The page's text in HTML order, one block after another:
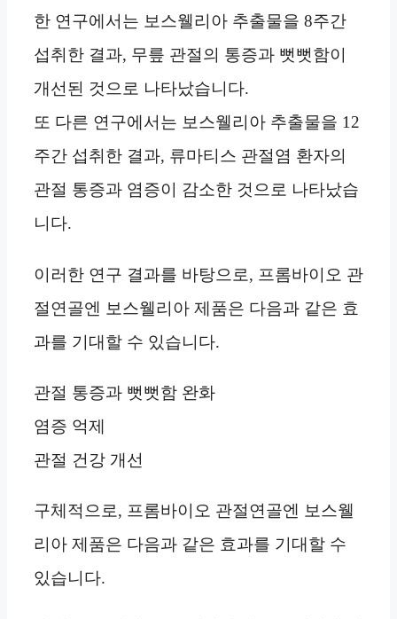
한 연구에서는 보스웰리아 추출물을 8주간
섭취한 결과, 무릎 관절의 통증과 뻣뻣함이
개선된 것으로 나타났습니다.
또 다른 연구에서는 보스웰리아 추출물을 12
주간 섭취한 결과, 류마티스 관절염 환자의
관절 통증과 염증이 감소한 것으로 나타났습
니다.
이러한 연구 결과를 바탕으로, 프롬바이오 관
절연골엔 보스웰리아 제품은 다음과 같은 효
과를 기대할 수 있습니다.
관절 통증과 뻣뻣함 완화
염증 억제
관절 건강 개선
구체적으로, 프롬바이오 관절연골엔 보스웰
리아 제품은 다음과 같은 효과를 기대할 수
있습니다.